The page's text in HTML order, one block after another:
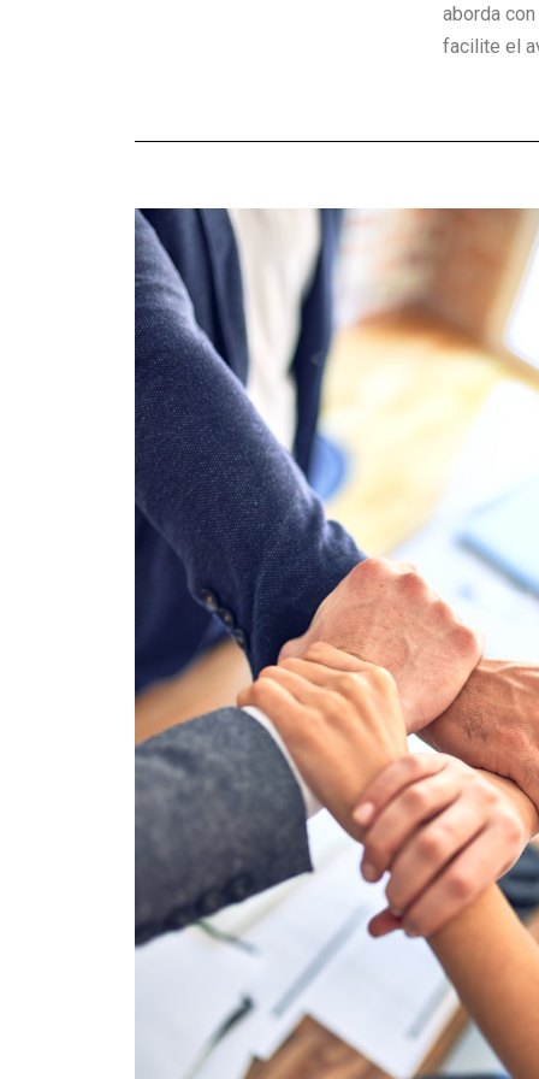
aborda
facilite el